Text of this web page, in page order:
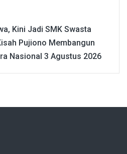
Kini Jadi SMK Swasta
Pujiono Membangun
Nasional 3 Agustus 2026